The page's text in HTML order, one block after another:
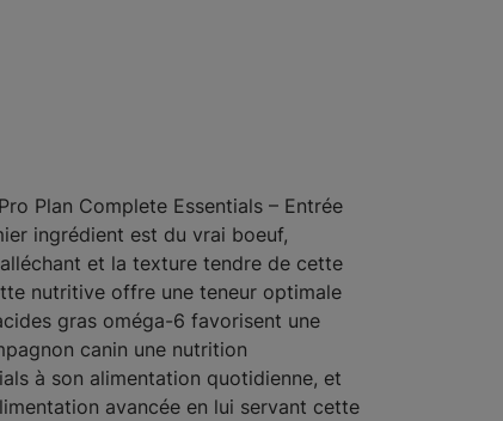
Plan Complete Essentials – Entrée
ingrédient est du vrai boeuf,
et la texture tendre de cette
nutritive offre une teneur optimale
gras oméga-6 favorisent une
canin une nutrition
à son alimentation quotidienne, et
avancée en lui servant cette